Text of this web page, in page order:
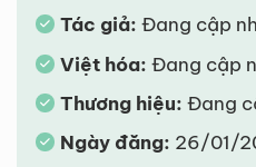
Tác giả: Đang cập
Việt hóa: Đang cập
Thương hiệu: Đang
Ngày đăng: 26/01/